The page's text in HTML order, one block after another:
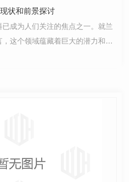
状和前景探讨
成为人们关注的焦点之一。就兰
这个领域蕴藏着巨大的潜力和机
部，在资源丰富的背景下，…